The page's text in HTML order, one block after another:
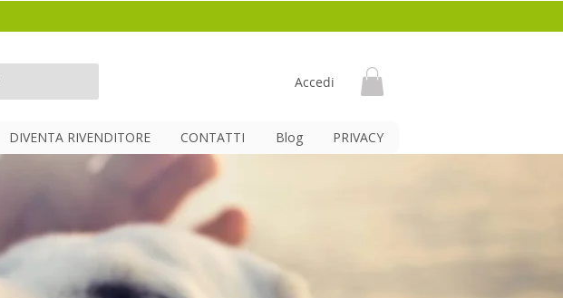
Accedi
DIVENTA RIVENDITORE CONTATTI Blog PRIVACY